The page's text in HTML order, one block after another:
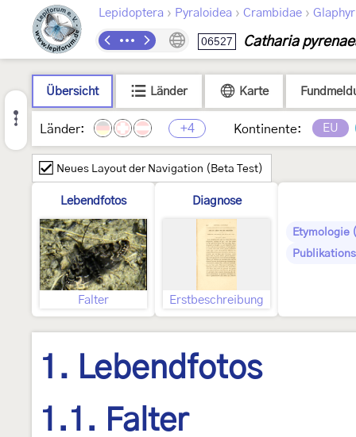
Lepidoptera › Pyraloidea › Crambidae ›
06527 Catharia
Übersicht Länder Karte
Länder: +4 Kontinente: EU
Neues Layout der Navigation (Beta Test)
Lebendfotos
Falter
Diagnose
Erstbeschreibung
Etymologie
1. Lebendfotos
1.1. Falter